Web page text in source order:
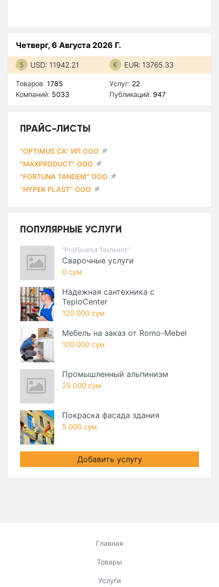
Четверг, 6 Августа 2026 Г.
USD: 11942.21 EUR: 13765.33
Товаров: 1785
Компаний: 5033
Услуг: 22
Публикаций: 947
ПРАЙС-ЛИСТЫ
"OPTIMUS CA" ИП ООО
"MAXPRODUCT" ООО
"FORTUNA TANDEM" ООО
"HYPER PLAST" ООО
ПОПУЛЯРНЫЕ УСЛУГИ
"ProfSvarka Tashkent"
Сварочные услуги
0 сум
Надежная сантехника с
TeploCenter
120 000 сум
Мебель на заказ от Romo-Mebel
100 000 сум
Промышленный альпинизм
25 000 сум
Покраска фасада здания
5 000 сум
Добавить услугу
Главная
Товары
Услуги